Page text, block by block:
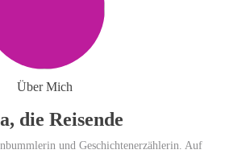
gewinnt Red Dot:
of the Best 2026 / NOMOS
erzielt 94 von 100
Über Mich
die Reisende
und Geschichtenerzählerin. Auf